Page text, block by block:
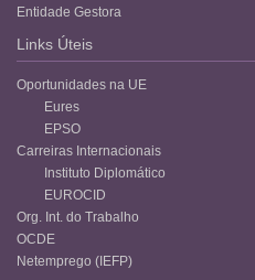
Entidade Gestora
Links Úteis
Oportunidades na UE
Eures
EPSO
Carreiras Internacionais
Instituto Diplomático
EUROCID
Org. Int. do Trabalho
OCDE
Netemprego (IEFP)